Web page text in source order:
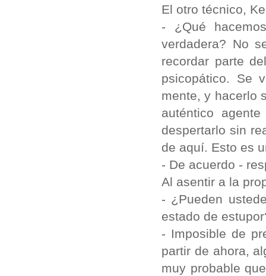
El otro técnico,
- ¿Qué
verdadera? No
recordar parte
psicopático. Se
mente, y hacerlo
auténtico
despertarlo sin
de aquí. Esto es
- De acuerdo -
Al asentir a la
- ¿Pueden
estado de
- Imposible de
partir de ahora,
muy probable